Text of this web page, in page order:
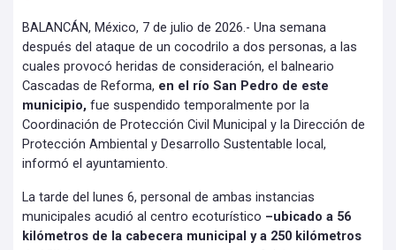
BALANCÁN, México, 7 de julio de 2026.- Una semana
después del ataque de un cocodrilo a dos personas, a las
cuales provocó heridas de consideración, el balneario
Cascadas de Reforma, en el río San Pedro de este
municipio, fue suspendido temporalmente por la
Coordinación de Protección Civil Municipal y la Dirección de
Protección Ambiental y Desarrollo Sustentable local,
informó el ayuntamiento.
La tarde del lunes 6, personal de ambas instancias
municipales acudió al centro ecoturístico –ubicado a 56
kilómetros de la cabecera municipal y a 250 kilómetros